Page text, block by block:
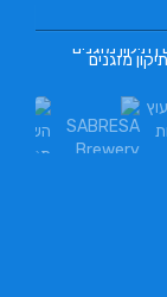
| תיקון מזגנים